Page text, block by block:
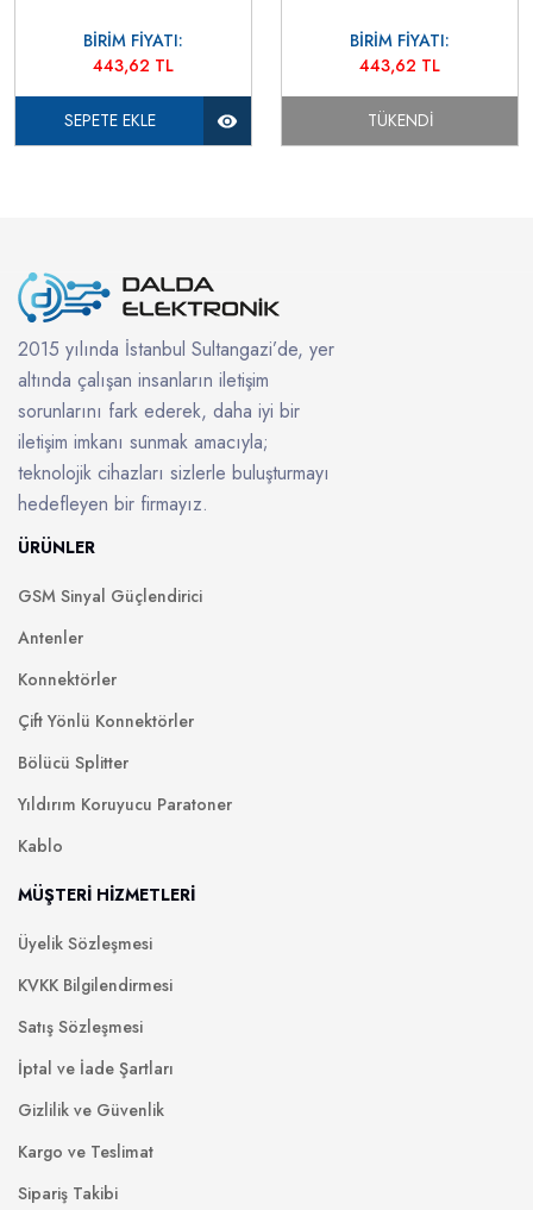
BİRİM FİYATI:
443,62 TL
SEPETE EKLE
BİRİM FİYATI:
443,62 TL
TÜKENDI
2015 yılında İstanbul Sultangazi’de, yer
altında çalışan insanların iletişim
sorunlarını fark ederek, daha iyi bir
iletişim imkanı sunmak amacıyla;
teknolojik cihazları sizlerle buluşturmayı
hedefleyen bir firmayız.
ÜRÜNLER
GSM Sinyal Güçlendirici
Antenler
Konnektörler
Çift Yönlü Konnektörler
Bölücü Splitter
Yıldırım Koruyucu Paratoner
Kablo
MÜŞTERİ HİZMETLERİ
Üyelik Sözleşmesi
KVKK Bilgilendirmesi
Satış Sözleşmesi
İptal ve İade Şartları
Gizlilik ve Güvenlik
Kargo ve Teslimat
Sipariş Takibi